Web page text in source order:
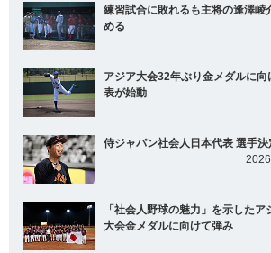
練習試合に敗れるも主将の逢澤崚
める
アジア大会32年ぶり金メダルに
表が始動
侍ジャパン社会人日本代表 選手決
「社会人野球の魅力」を示した
大会金メダルに向けて弾み